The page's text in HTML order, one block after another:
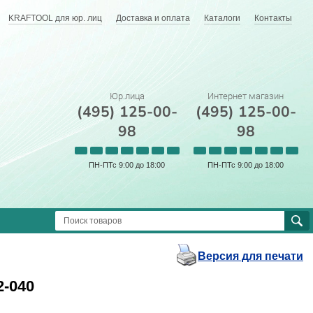
KRAFTOOL для юр. лиц Доставка и оплата Каталоги Контакты
Юр.лица
(495) 125-00-
98
ПН-ПТс 9:00 до 18:00
Интернет магазин
(495) 125-00-
98
ПН-ПТс 9:00 до 18:00
Версия для печати
040